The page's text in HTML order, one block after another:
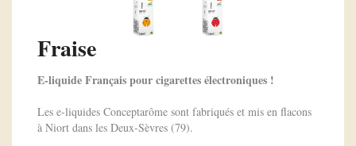
Fraise
E-liquide Français pour cigarettes électroniques !
Les e-liquides Conceptarôme sont fabriqués et mis en flacons
à Niort dans les Deux-Sèvres (79).